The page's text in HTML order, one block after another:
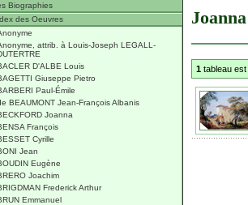
Biographies
des Oeuvres
attrib. à Louis-Joseph LEGALL-
D'ALBE Louis
Giuseppe Pietro
Paul-Émile
BEAUMONT Jean-François Albanis
Joanna
François
Cyrille
Jean
Eugène
Joachim
Frederick Arthur
Emmanuel
1tableau est